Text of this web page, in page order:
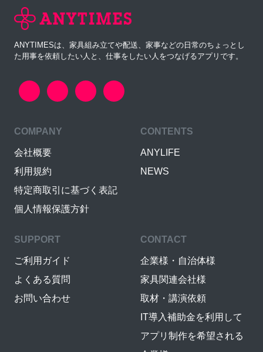
ANYTIMESは、家具組み立てや配送、家事などの日常のちょっとし
た用事を依頼したい人と、仕事をしたい人をつなげるアプリです。
COMPANY
会社概要
利用規約
特定商取引に基づく表記
個人情報保護方針
CONTENTS
ANYLIFE
NEWS
SUPPORT
ご利用ガイド
よくある質問
お問い合わせ
CONTACT
企業様・自治体様
家具関連会社様
取材・講演依頼
IT導入補助金を利用して
アプリ制作を希望される